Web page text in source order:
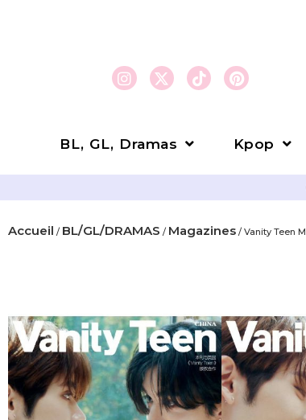
BL, GL, Dramas Kpop
Accueil / BL/GL/DRAMAS / Magazines / Vanity Teen